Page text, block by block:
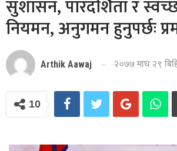
सुशासन, पारदर्शिता र
नियमन, अनुगमन हुनुपर्छः
Arthik Aawaj २०७७ माघ २९
10